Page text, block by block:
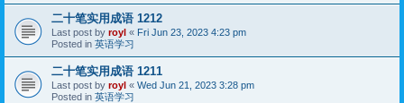
二十笔实用成语 1212
Last post by royl « Fri Jun 23, 2023 4:23 pm
Posted in 英语学习
二十笔实用成语 1211
Last post by royl « Wed Jun 21, 2023 3:28 pm
Posted in 英语学习